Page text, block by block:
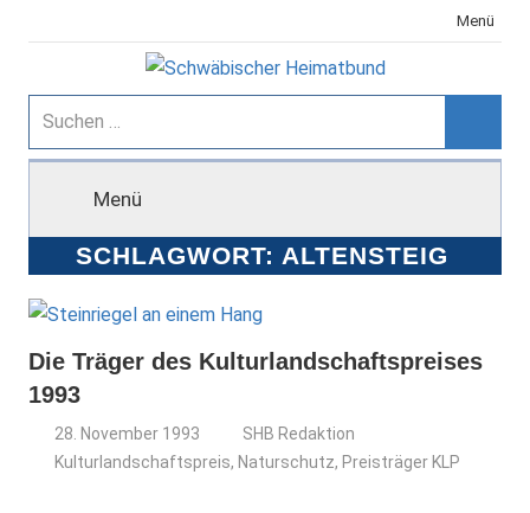
Inhalt
Menü
Schwäbischer
Heimatbund
Suchen
nach:
Menü
SCHLAGWORT: ALTENSTEIG
Die Träger des Kulturlandschaftspreises
1993
28. November 1993
SHB Redaktion
Kulturlandschaftspreis, Naturschutz, Preisträger KLP